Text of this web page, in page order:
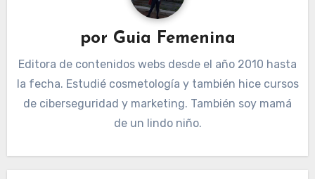
por Guia Femenina
Editora de contenidos webs desde el año 2010 hasta
la fecha. Estudié cosmetología y también hice cursos
de ciberseguridad y marketing. También soy mamá
de un lindo niño.